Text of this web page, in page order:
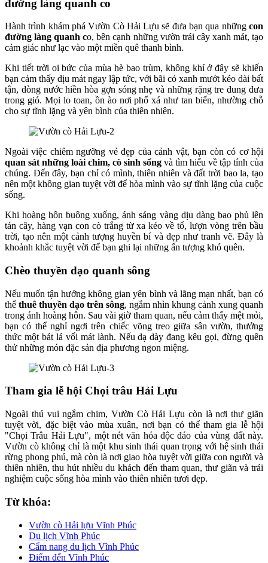
đường làng quanh co
Hành trình khám phá Vườn Cò Hải Lựu sẽ đưa bạn qua nhữngcon
đường làng quanh co, bên cạnh những vườn trái cây xanh mát, tạo
cảm giác như lạc vào một miền quê thanh bình.
Khi tiết trời oi bức của mùa hè bao trùm, không khí ở đây sẽ khiến
bạn cảm thấy dịu mát ngay lập tức, với bãi cỏ xanh mướt kéo dài bất
tận, dòng nước hiền hòa gợn sóng nhẹ và những rặng tre đung đưa
trong gió. Mọi lo toan, ồn ào nơi phố xá như tan biến, nhường chỗ
cho sự tĩnh lặng và yên bình của thiên nhiên.
Ngoài việc chiêm ngưỡng vẻ đẹp của cảnh vật, bạn còn có cơ hội
quan sát những loài chim, cò sinh sống và tìm hiểu về tập tính của
chúng. Đến đây, bạn chỉ có mình, thiên nhiên và đất trời bao la, tạo
nên một không gian tuyệt vời để hòa mình vào sự tĩnh lặng của cuộc
sống.
Khi hoàng hôn buông xuống, ánh sáng vàng dịu dàng bao phủ lên
tán cây, hàng vạn con cò trắng từ xa kéo về tổ, lượn vòng trên bầu
trời, tạo nên một cảnh tượng huyền bí và đẹp như tranh vẽ. Đây là
khoảnh khắc tuyệt vời để bạn ghi lại những ấn tượng khó quên.
Chèo thuyền dạo quanh sông
Nếu muốn tận hưởng không gian yên bình và lãng mạn nhất, bạn có
thể thuê thuyền dạo trên sông, ngắm nhìn khung cảnh xung quanh
trong ánh hoàng hôn. Sau vài giờ tham quan, nếu cảm thấy mệt mỏi,
bạn có thể nghỉ ngơi trên chiếc võng treo giữa sân vườn, thưởng
thức một bát lá vối mát lành. Nếu dạ dày đang kêu gọi, đừng quên
thử những món đặc sản địa phương ngon miệng.
Tham gia lễ hội Chọi trâu Hải Lựu
Ngoài thú vui ngắm chim, Vườn Cò Hải Lựu còn là nơi thư giãn
tuyệt vời, đặc biệt vào mùa xuân, nơi bạn có thể tham gia lễ hội
"Chọi Trâu Hải Lựu", một nét văn hóa độc đáo của vùng đất này.
Vườn cò không chỉ là một khu sinh thái quan trọng với hệ sinh thái
rừng phong phú, mà còn là nơi giao hòa tuyệt vời giữa con người và
thiên nhiên, thu hút nhiều du khách đến tham quan, thư giãn và trải
nghiệm cuộc sống hòa mình vào thiên nhiên tươi đẹp.
Từ khóa:
Vườn cò Hải lựu Vĩnh Phúc
Du lịch Vĩnh Phúc
Cẩm nang du lịch Vĩnh Phúc
Điểm đến Vĩnh Phúc